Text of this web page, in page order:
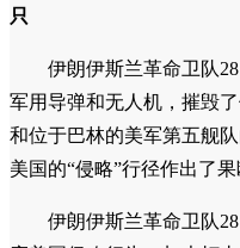
只
伊朗伊斯兰革命卫队
军用导弹和无人机，摧毁
和位于巴林的美军第五舰
美国的“侵略”行径作出了果
伊朗伊斯兰革命卫队